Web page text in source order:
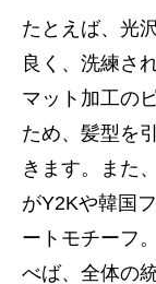
たとえば、光
良く、洗練さ
マット加工の
ため、髪型を
きます。また
がY2Kや韓国
ートモチーフ
べば、全体の